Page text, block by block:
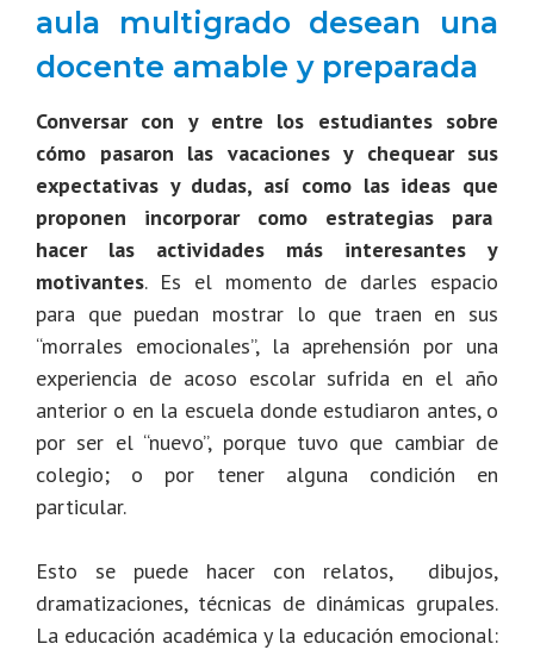
aula multigrado desean una
docente amable y preparada
Conversar con y entre los estudiantes sobre
cómo pasaron las vacaciones y chequear sus
expectativas y dudas, así como las ideas que
proponen incorporar como estrategias para
hacer las actividades más interesantes y
motivantes. Es el momento de darles espacio
para que puedan mostrar lo que traen en sus
“morrales emocionales”, la aprehensión por una
experiencia de acoso escolar sufrida en el año
anterior o en la escuela donde estudiaron antes, o
por ser el “nuevo”, porque tuvo que cambiar de
colegio; o por tener alguna condición en
particular.
Esto se puede hacer con relatos, dibujos,
dramatizaciones, técnicas de dinámicas grupales.
La educación académica y la educación emocional: